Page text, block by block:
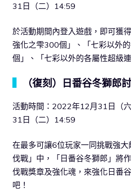
31日（二）14:59
於活動期間內登入遊戲，即可獲
強化之雫300個」、「七彩以外
個」、「七彩以外的各屬性超級
（復刻）日番谷冬獅郎
活動時間：2022年12月31日（
31日（二）14:59
在最多可讓6位玩家一同挑戰強
伐戰」中，「日番谷冬獅郎」將
伐戰獎章及強化魂，來強化日番
吧！